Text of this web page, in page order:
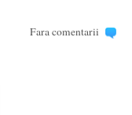
Fara comentarii